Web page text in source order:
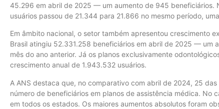
45.296 em abril de 2025 — um aumento de 945 beneficiários.
usuários passou de 21.344 para 21.866 no mesmo período,
Em âmbito nacional, o setor também apresentou crescimento
Brasil atingiu 52.331.258 beneficiários em abril de 2025 — um
mês do ano anterior. Já os planos exclusivamente
crescimento anual de 1.943.532 usuários.
A ANS destaca que, no comparativo com abril de 2024, 25
número de beneficiários em planos de assistência médica. No
em todos os estados. Os maiores aumentos absolutos foram